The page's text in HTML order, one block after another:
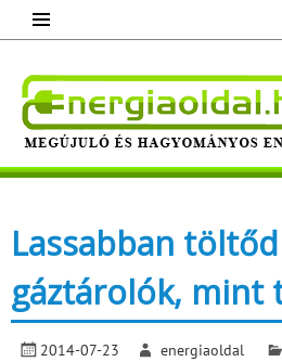
content
Megújuló és
Lassabban
gáztárolók, mint
2014-07-23 energiaoldal